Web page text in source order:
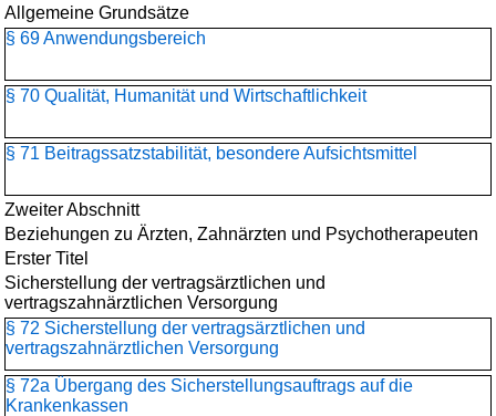
Allgemeine Grundsätze
§ 69 Anwendungsbereich
§ 70 Qualität, Humanität und Wirtschaftlichkeit
§ 71 Beitragssatzstabilität, besondere Aufsichtsmittel
Zweiter Abschnitt
Beziehungen zu Ärzten, Zahnärzten und Psychotherapeuten
Erster Titel
Sicherstellung der vertragsärztlichen und
vertragszahnärztlichen Versorgung
§ 72 Sicherstellung der vertragsärztlichen und
vertragszahnärztlichen Versorgung
§ 72a Übergang des Sicherstellungsauftrags auf die
Krankenkassen